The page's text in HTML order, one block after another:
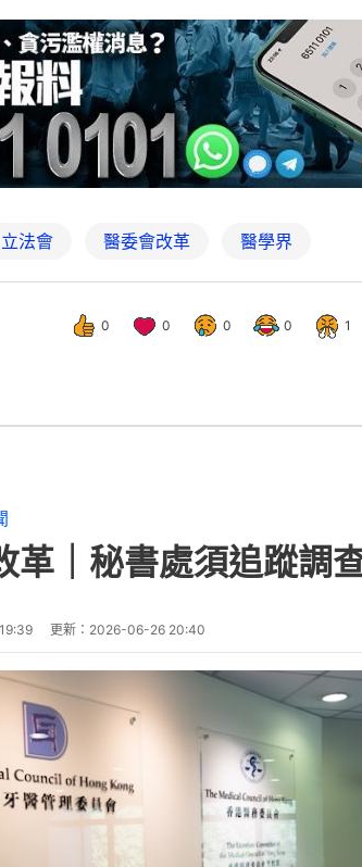
立法會 醫委會改革 醫學界
0 0 0 0 1
革｜秘書處須追蹤
更新： 2026-06-26 20:40